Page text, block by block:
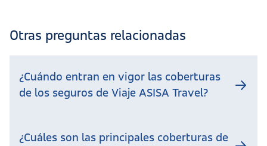
Otras preguntas relacionadas
¿Cuándo entran en vigor las coberturas
de los seguros de Viaje ASISA Travel?
¿Cuáles son las principales coberturas de